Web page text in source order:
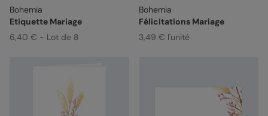
Bohemia
Etiquette Mariage
6,40 € - Lot de 8
Bohemia
Félicitations Mariage
3,49 € l'unité